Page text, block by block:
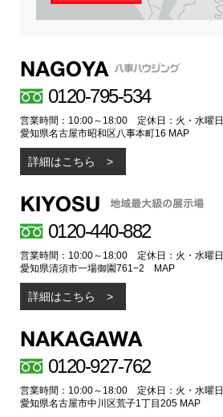
0120-795-534
営業時間：10:00～18:00 定休日：火・水曜日
愛知県名古屋市昭和区八事本町16 MAP
詳細はこちら
0120-440-882
営業時間：10:00～18:00 定休日：火・水曜日
愛知県清須市一場御園761−2
MAP
詳細はこちら
0120-927-762
営業時間：10:00～18:00 定休日：火・水曜日
愛知県名古屋市中川区荒子1丁目205 MAP